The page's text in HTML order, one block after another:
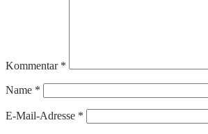
Kommentar *
Name *
E-Mail-Adresse *